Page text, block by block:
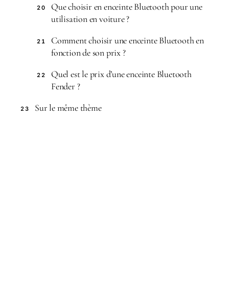
20
Que choisir en enceinte Bluetooth pour une
utilisation en voiture ?
21
Comment choisir une enceinte Bluetooth en
fonction de son prix ?
22
Quel est le prix d’une enceinte Bluetooth
Fender ?
23 Sur le même thème